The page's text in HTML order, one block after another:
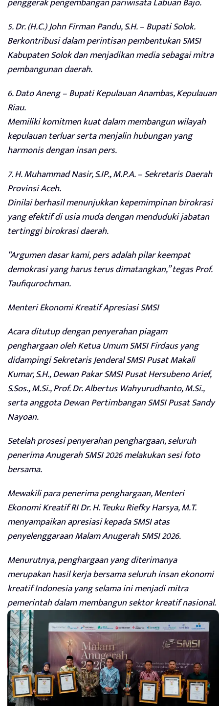
5. Dr. (H.C.) John Firman Pandu, S.H. – Bupati Solok.
Berkontribusi dalam perintisan pembentukan SMSI
Kabupaten Solok dan menjadikan media sebagai mitra
pembangunan daerah.
6. Dato Aneng – Bupati Kepulauan Anambas, Kepulauan
Riau.
Memiliki komitmen kuat dalam membangun wilayah
kepulauan terluar serta menjalin hubungan yang
harmonis dengan insan pers.
7. H. Muhammad Nasir, S.IP., M.P.A. – Sekretaris Daerah
Provinsi Aceh.
Dinilai berhasil menunjukkan kepemimpinan birokrasi
yang efektif di usia muda dengan menduduki jabatan
tertinggi birokrasi daerah.
“Argumen dasar kami, pers adalah pilar keempat
demokrasi yang harus terus dimatangkan,” tegas Prof.
Taufiqurochman.
Menteri Ekonomi Kreatif Apresiasi SMSI
Acara ditutup dengan penyerahan piagam
penghargaan oleh Ketua Umum SMSI Firdaus yang
didampingi Sekretaris Jenderal SMSI Pusat Makali
Kumar, S.H., Dewan Pakar SMSI Pusat Hersubeno Arief,
S.Sos., M.Si., Prof. Dr. Albertus Wahyurudhanto, M.Si.,
serta anggota Dewan Pertimbangan SMSI Pusat Sandy
Nayoan.
Setelah prosesi penyerahan penghargaan, seluruh
penerima Anugerah SMSI 2026 melakukan sesi foto
bersama.
Mewakili para penerima penghargaan, Menteri
Ekonomi Kreatif RI Dr. H. Teuku Riefky Harsya, M.T.
menyampaikan apresiasi kepada SMSI atas
penyelenggaraan Malam Anugerah SMSI 2026.
Menurutnya, penghargaan yang diterimanya
merupakan hasil kerja bersama seluruh insan ekonomi
kreatif Indonesia yang selama ini menjadi mitra
pemerintah dalam membangun sektor kreatif nasional.